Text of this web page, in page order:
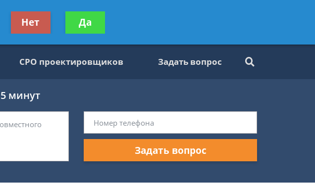
Получите консультацию
бесплатно
СРО проектировщиков Задать вопрос
минут
Задать вопрос
Нет Да